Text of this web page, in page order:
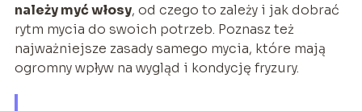
należy myć włosy, od czego to zależy i jak dobrać
rytm mycia do swoich potrzeb. Poznasz też
najważniejsze zasady samego mycia, które mają
ogromny wpływ na wygląd i kondycję fryzury.